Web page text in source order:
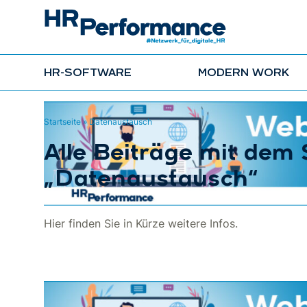
HR-SOFTWARE MODERN WORK
Startseite»Datenaustausch
Alle Beiträge mit dem
„Datenaustausch“
Hier finden Sie in Kürze weitere Infos.